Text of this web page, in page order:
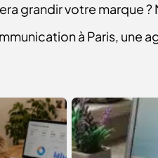
grandir votre marque ?
à Paris,